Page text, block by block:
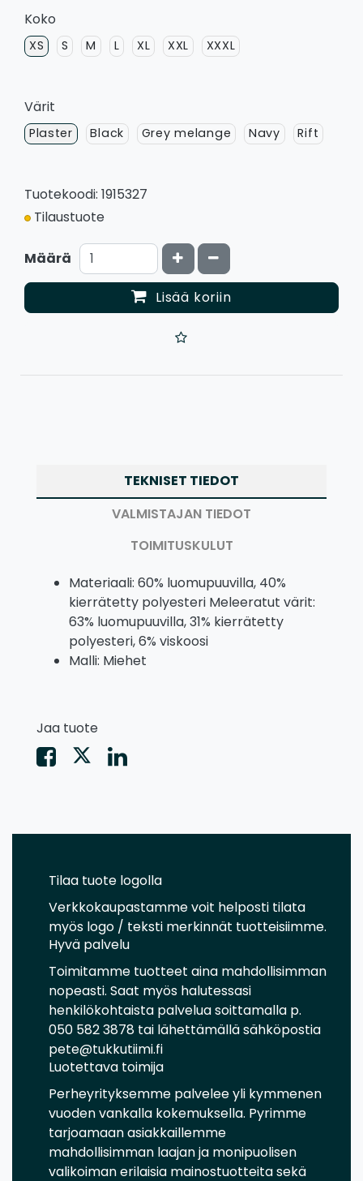
Koko
XS S M L XL XXL XXXL
Värit
Plaster Black Grey melange Navy Rift
Tuotekoodi: 1915327
Tilaustuote
Määrä Kasvata määrää
Vähennä määrää
Lisää koriin
TEKNISET TIEDOT
VALMISTAJAN TIEDOT
TOIMITUSKULUT
Materiaali: 60% luomupuuvilla, 40%
kierrätetty polyesteri Meleeratut värit:
63% luomupuuvilla, 31% kierrätetty
polyesteri, 6% viskoosi
Malli: Miehet
Jaa tuote
Tilaa tuote logolla
Verkkokaupastamme voit helposti tilata
myös logo / teksti merkinnät tuotteisiimme.
Hyvä palvelu
Toimitamme tuotteet aina mahdollisimman
nopeasti. Saat myös halutessasi
henkilökohtaista palvelua soittamalla p.
050 582 3878 tai lähettämällä sähköpostia
pete@tukkutiimi.fi
Luotettava toimija
Perheyrityksemme palvelee yli kymmenen
vuoden vankalla kokemuksella. Pyrimme
tarjoamaan asiakkaillemme
mahdollisimman laajan ja monipuolisen
valikoiman erilaisia mainostuotteita sekä